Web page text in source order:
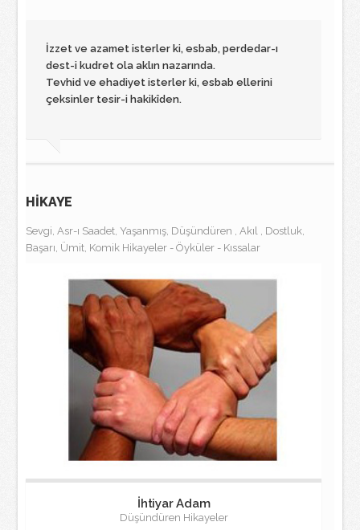
İzzet ve azamet isterler ki, esbab, perdedar-ı
dest-i kudret ola aklın nazarında.
Tevhid ve ehadiyet isterler ki, esbab ellerini
çeksinler tesir-i hakikîden.
HİKAYE
Sevgi, Asr-ı Saadet, Yaşanmış, Düşündüren , Akıl , Dostluk,
Başarı, Ümit, Komik Hikayeler - Öyküler - Kıssalar
İhtiyar Adam
Düşündüren Hikayeler